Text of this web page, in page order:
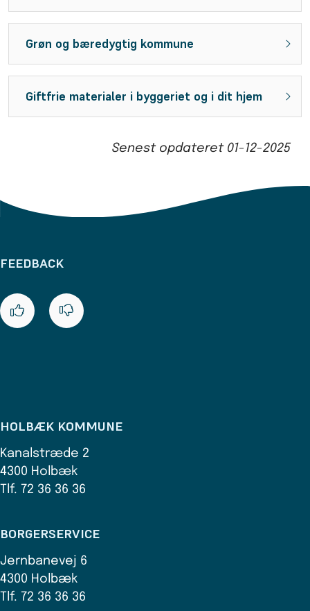
Grøn og bæredygtig kommune
Giftfrie materialer i byggeriet og i dit hjem
Senest opdateret 01-12-2025
FEEDBACK
HOLBÆK KOMMUNE
Kanalstræde 2
4300 Holbæk
Tlf. 72 36 36 36
BORGERSERVICE
Jernbanevej 6
4300 Holbæk
Tlf. 72 36 36 36